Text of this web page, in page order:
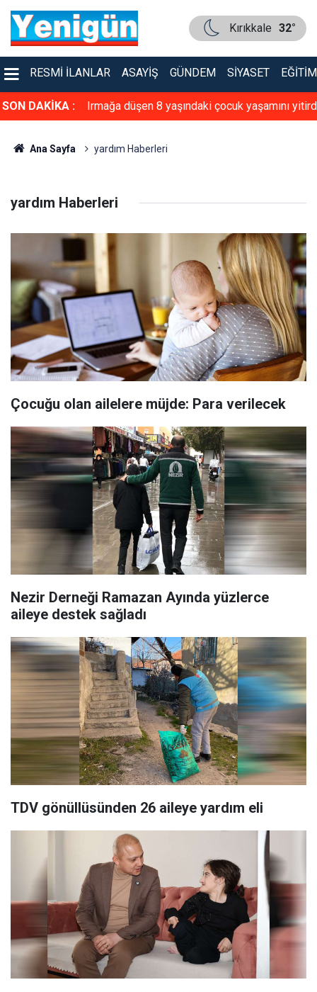
Kırıkkale 32°
RESMI İLANLAR ASAYIŞ GÜNDEM SIYASET EĞITIM
SON DAKİKA :
günü: Aslı Irmağa düşen 8 yaşındaki çocuk yaşamını
Ana Sayfa yardım Haberleri
yardım Haberleri
Çocuğu olan ailelere müjde: Para verilecek
Nezir Derneği Ramazan Ayında yüzlerce
aileye destek sağladı
TDV gönüllüsünden 26 aileye yardım eli